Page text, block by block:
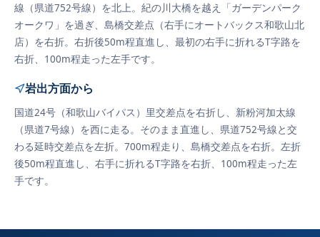
線（県道752号線）を北上。紀の川大橋を越え「ガーデンパーク
オークワ」を過ぎ、島橋交差点（右手にオートバックス和歌山北
店）を右折。右折後50m程直進し、最初の右手に折れるT字路を
右折、100m程走った左手です。
岩出方面から
国道24号（和歌山バイパス）里交差点を右折し、新粉河加太線
（県道7号線）を西に走る。そのまま直進し、県道752号線と交
わる延時交差点を左折。700m程走り、島橋交差点を右折。左折
後50m程直進し、右手に折れるT字路を右折、100m程走った左
手です。